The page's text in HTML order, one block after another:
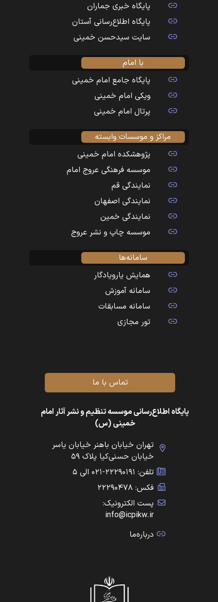
پایگاه خبری جماران
پایگاه اطلاع‌رسانی آستان
سایت سیدحسن خمینی
با امام
پایگاه جامع امام خمینی
ویکی امام خمینی
پرتال امام خمینی
مراکز و موسسات وابسته
پژوهشکده امام خمینی
موسسه فرهنگی عروج امام
نمایندگی قم
نمایندگی اصفهان
نمایندگی خمین
موسسه چاپ و نشر عروج
سامانه‌ها
همایش یارویادگار
سامانه آموزش
سامانه مسابقات
تور مجازی
تماس با ما
پایگاه اطلاع‌رسانی موسسه تنظیم و نشر آثار امام
خمینی (س)
تهران خیابان باهنر خیابان یاسر
خیابان حسنی‌کیا پلاک ۵۹
تلفن: ۲۲۲۹۰۱۹۱-۰۲۱ الی ۵
فکس: ۲۲۲۹۰۴۷۸
پست الکترونیک:
info@icpikw.ir
درباره‌ما